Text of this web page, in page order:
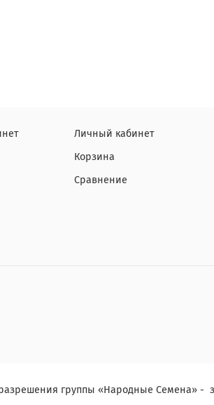
Личный кабинет
Корзина
Сравнение
группы «Народные Семена»